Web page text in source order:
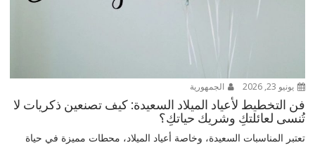
يونيو 23, 2026 الجمهورية
فن التخطيط لأعياد الميلاد السعيدة: كيف تصنعين ذكريات لا
تُنسى لعائلتكِ وشريك حياتكِ؟
تعتبر المناسبات السعيدة، وخاصة أعياد الميلاد، محطات مميزة في حياة